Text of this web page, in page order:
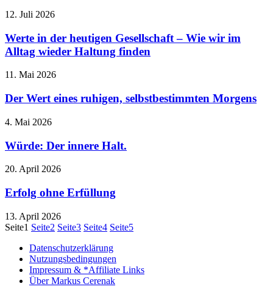
12. Juli 2026
Werte in der heutigen Gesellschaft – Wie wir im
Alltag wieder Haltung finden
11. Mai 2026
Der Wert eines ruhigen, selbstbestimmten Morgens
4. Mai 2026
Würde: Der innere Halt.
20. April 2026
Erfolg ohne Erfüllung
13. April 2026
Seite1 Seite2 Seite3 Seite4 Seite5
Datenschutzerklärung
Nutzungsbedingungen
Impressum & *Affiliate Links
Über Markus Cerenak